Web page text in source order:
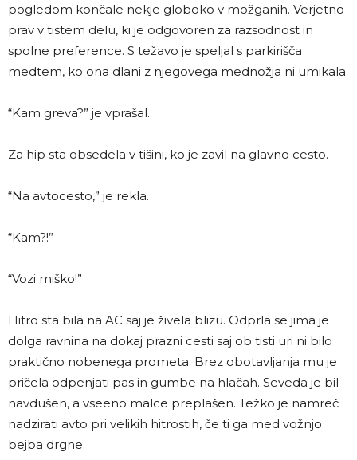
pogledom končale nekje globoko v možganih. Verjetno
prav v tistem delu, ki je odgovoren za razsodnost in
spolne preference. S težavo je speljal s parkirišča
medtem, ko ona dlani z njegovega mednožja ni umikala.
“Kam greva?” je vprašal.
Za hip sta obsedela v tišini, ko je zavil na glavno cesto.
“Na avtocesto,” je rekla.
“Kam?!”
“Vozi miško!”
Hitro sta bila na AC saj je živela blizu. Odprla se jima je
dolga ravnina na dokaj prazni cesti saj ob tisti uri ni bilo
praktično nobenega prometa. Brez obotavljanja mu je
pričela odpenjati pas in gumbe na hlačah. Seveda je bil
navdušen, a vseeno malce preplašen. Težko je namreč
nadzirati avto pri velikih hitrostih, če ti ga med vožnjo
bejba drgne.